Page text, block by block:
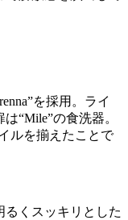
を採用。ライ
“Mile”の食洗器。
ルを揃えたことで
くスッキリとした